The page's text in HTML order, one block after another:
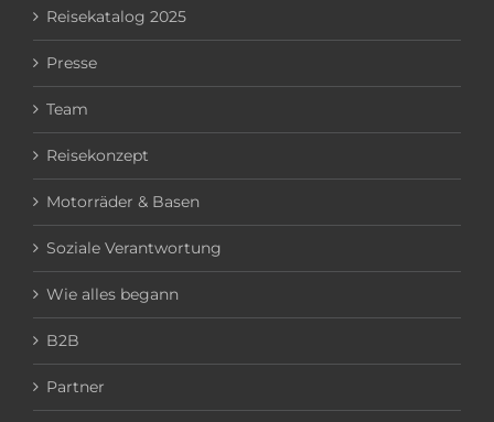
Reisekatalog 2025
Presse
Team
Reisekonzept
Motorräder & Basen
Soziale Verantwortung
Wie alles begann
B2B
Partner